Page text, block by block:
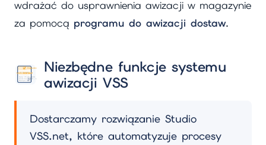
wdrażać do usprawnienia awizacji w magazynie
za pomocą programu do awizacji dostaw.
Niezbędne funkcje systemu
awizacji VSS
Dostarczamy rozwiązanie Studio
VSS.net, które automatyzuje procesy